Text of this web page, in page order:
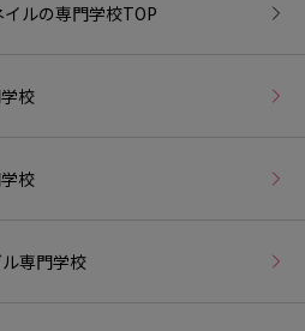
ルの専門学校TOP
校
校
専門学校